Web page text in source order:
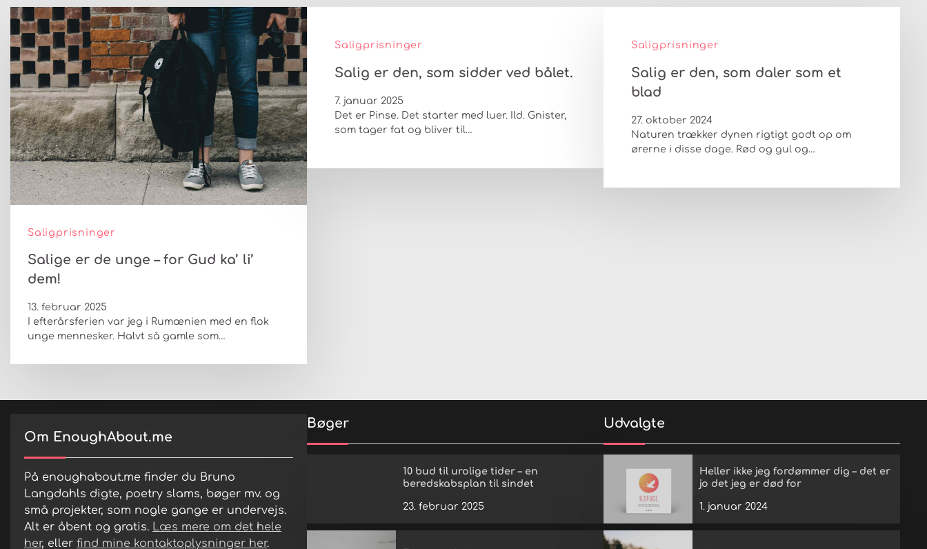
Saligprisninger
Salige er de unge – for Gud ka’ li’
dem!
13. februar 2025
I efterårsferien var jeg i Rumænien med en flok
unge mennesker. Halvt så gamle som…
Saligprisninger
Salig er den, som sidder ved bålet.
7. januar 2025
Det er Pinse. Det starter med luer. Ild. Gnister,
som tager fat og bliver til…
Saligprisninger
Salig er den, som daler som et
blad
27. oktober 2024
Naturen trækker dynen rigtigt godt op om
ørerne i disse dage. Rød og gul og…
Om EnoughAbout.me
På enoughabout.me finder du Bruno
Langdahls digte, poetry slams, bøger mv. og
små projekter, som nogle gange er undervejs.
Alt er åbent og gratis. Læs mere om det hele
her, eller find mine kontaktoplysninger her.
Bøger
10 bud til urolige tider – en
beredskabsplan til sindet
23. februar 2025
Udvalgte
Heller ikke jeg fordømmer dig – det er
jo det jeg er død for
1. januar 2024